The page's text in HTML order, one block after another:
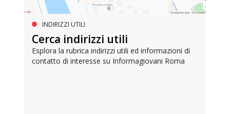
INDIRIZZI UTILI
Cerca indirizzi utili
Esplora la rubrica indirizzi utili ed informazioni di
contatto di interesse su Informagiovani Roma